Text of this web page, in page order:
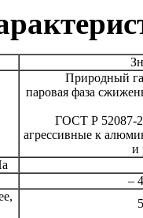
Природный
паровая фаза
ГОСТ Р 52087-
агрессивные к
и
–